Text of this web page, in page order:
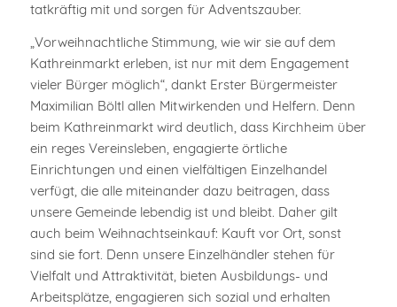
tatkräftig mit und sorgen für Adventszauber.
„Vorweihnachtliche Stimmung, wie wir sie auf dem
Kathreinmarkt erleben, ist nur mit dem Engagement
vieler Bürger möglich“, dankt Erster Bürgermeister
Maximilian Böltl allen Mitwirkenden und Helfern. Denn
beim Kathreinmarkt wird deutlich, dass Kirchheim über
ein reges Vereinsleben, engagierte örtliche
Einrichtungen und einen vielfältigen Einzelhandel
verfügt, die alle miteinander dazu beitragen, dass
unsere Gemeinde lebendig ist und bleibt. Daher gilt
auch beim Weihnachtseinkauf: Kauft vor Ort, sonst
sind sie fort. Denn unsere Einzelhändler stehen für
Vielfalt und Attraktivität, bieten Ausbildungs- und
Arbeitsplätze, engagieren sich sozial und erhalten